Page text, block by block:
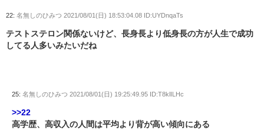
22: 名無しのひみつ 2021/08/01(日) 18:53:04.08 ID:UYDnqaTs
テストステロン関係ないけど、長身長より低身長の方が人生で成功
してる人多いみたいだね
25: 名無しのひみつ 2021/08/01(日) 19:25:49.95 ID:T8klILHc
>>22
高学歴、高収入の人間は平均より背が高い傾向にある